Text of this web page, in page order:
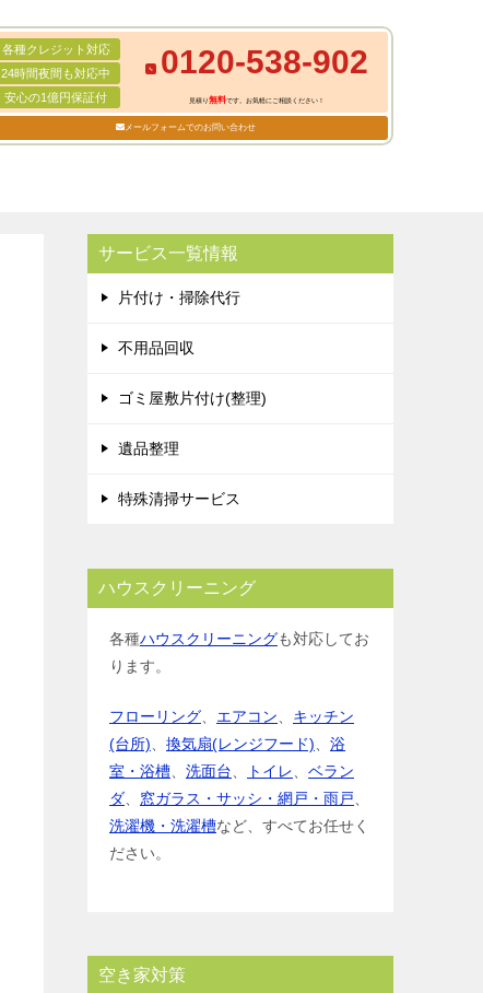
各種クレジット対応
24時間夜間も対応中
安心の1億円保証付
0120-538-902
見積り無料です。お気軽にご相談ください！
メールフォームでのお問い合わせ
サービス一覧情報
片付け・掃除代行
不用品回収
ゴミ屋敷片付け(整理)
遺品整理
特殊清掃サービス
ハウスクリーニング
各種ハウスクリーニングも対応してお
ります。
フローリング エアコン
キッチン
(台所)
換気扇(レンジフード)
浴
室・浴槽
洗面台 トイレ
ベラン
ダ
窓ガラス・サッシ・網戸・雨戸
洗濯機・洗濯槽など、すべてお任せく
ださい。
空き家対策